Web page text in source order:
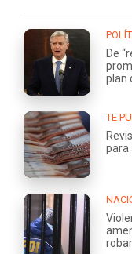
De
plan
TE
para